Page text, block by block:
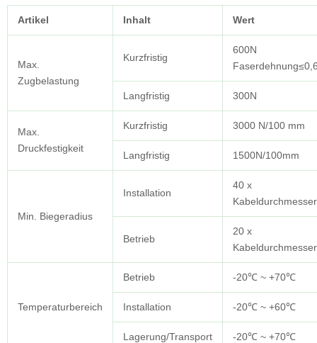
Artikel Inhalt Wert
Max.
Zugbelastung
Kurzfristig
600N
Langfristig 300N
Max.
Druckfestigkeit
Kurzfristig 3000 N/100 mm
Langfristig 1500N/100mm
Min. Biegeradius
Installation
40 x
Kabeldurchmesser
Betrieb
20 x
Kabeldurchmesser
Temperaturbereich
Betrieb -20℃ ~ +70℃
Installation -20℃ ~ +60℃
Lagerung/Transport -20℃ ~ +70℃